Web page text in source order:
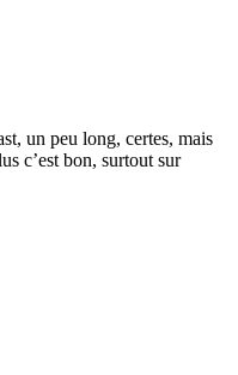
un peu long, certes, mais
c’est bon, surtout sur